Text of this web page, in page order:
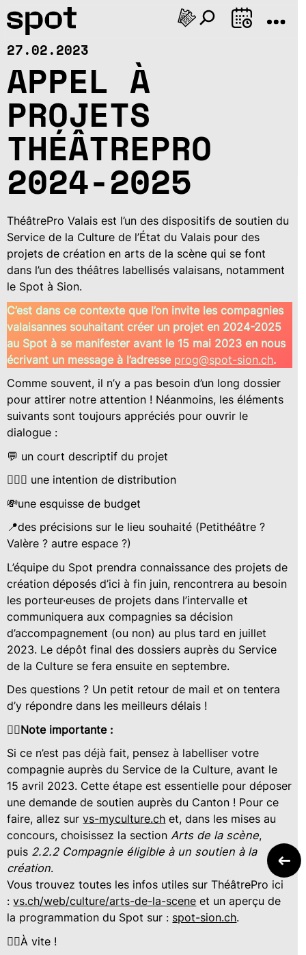
AOÛT
Lu Ma Me
15
27.02.2023
APPEL À
PROJETS
THÉÂTREPRO
2024-2025
ThéâtrePro Valais est l’un des dispositifs de soutien du
Service de la Culture de l’État du Valais pour des
projets de création en arts de la scène qui se font
dans l’un des théâtres labellisés valaisans, notamment
le Spot à Sion.
C’est dans ce contexte que l’on invite les compagnies
valaisannes souhaitant créer un projet en 2024-2025
au Spot à se manifester avant le 15 mai 2023 en nous
écrivant un message à l’adresse prog@spot-sion.ch.
Comme souvent, il n’y a pas besoin d’un long dossier
pour attirer notre attention ! Néanmoins, les éléments
suivants sont toujours appréciés pour ouvrir le
dialogue :
💬 un court descriptif du projet
🙋🏻‍♀️ une intention de distribution
💸une esquisse de budget
📍des précisions sur le lieu souhaité (Petithéâtre ?
Valère ? autre espace ?)
L’équipe du Spot prendra connaissance des projets de
création déposés d’ici à fin juin, rencontrera au besoin
les porteur·euses de projets dans l’intervalle et
communiquera aux compagnies sa décision
d’accompagnement (ou non) au plus tard en juillet
2023. Le dépôt final des dossiers auprès du Service
de la Culture se fera ensuite en septembre.
Des questions ? Un petit retour de mail et on tentera
d’y répondre dans les meilleurs délais !
☝🏼Note importante :
Si ce n’est pas déjà fait, pensez à labelliser votre
compagnie auprès du Service de la Culture, avant le
15 avril 2023. Cette étape est essentielle pour déposer
une demande de soutien auprès du Canton ! Pour ce
faire, allez survs-myculture.ch et, dans les mises au
concours, choisissez la sectionArts de la scène,
puis 2.2.2 Compagnie éligible à un soutien à la
création.
Vous trouvez toutes les infos utiles sur ThéâtrePro ici
:vs.ch/web/culture/arts-de-la-scene et un aperçu de
la programmation du Spot sur : spot-sion.ch.
✌🏻À vite !